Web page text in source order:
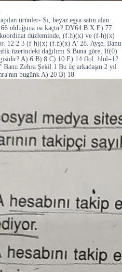
ürünler- Sı, beyaz eşya satın alan
66 olduğuna ısı kaçtır? DY64 B X E) 77
düzleminde, (f.h)(x) ve (f-h)(x)
12 2 3 (f-h)(x) (f.h)(x) A' 28. Ayşe, Banu
üzerindeki dağılımı S Buna göre, If(0)
A) 6 B) 8 C) 10 E) 14 flol. hlol=12
Zehra Şekil 1 Bu üç arkadaşın 2 yıl
bugünk A) 20 B) 18